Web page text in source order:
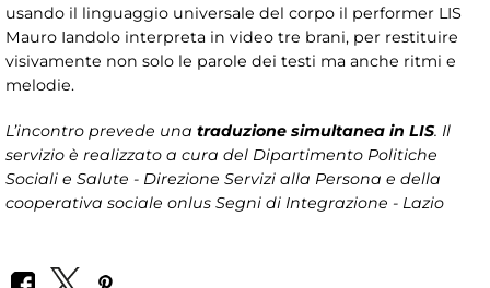
usando il linguaggio universale del corpo il performer LIS
Mauro Iandolo interpreta in video tre brani, per restituire
visivamente non solo le parole dei testi ma anche ritmi e
melodie.
L’incontro prevede una traduzione simultanea in LIS. Il
servizio è realizzato a cura del Dipartimento Politiche
Sociali e Salute - Direzione Servizi alla Persona e della
cooperativa sociale onlus Segni di Integrazione - Lazio